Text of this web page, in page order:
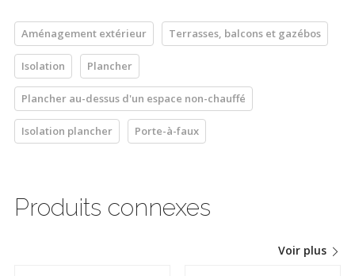
Aménagement extérieur Terrasses, balcons et gazébos
Isolation Plancher
Plancher au-dessus d'un espace non-chauffé
Isolation plancher Porte-à-faux
Produits connexes
Voir plus